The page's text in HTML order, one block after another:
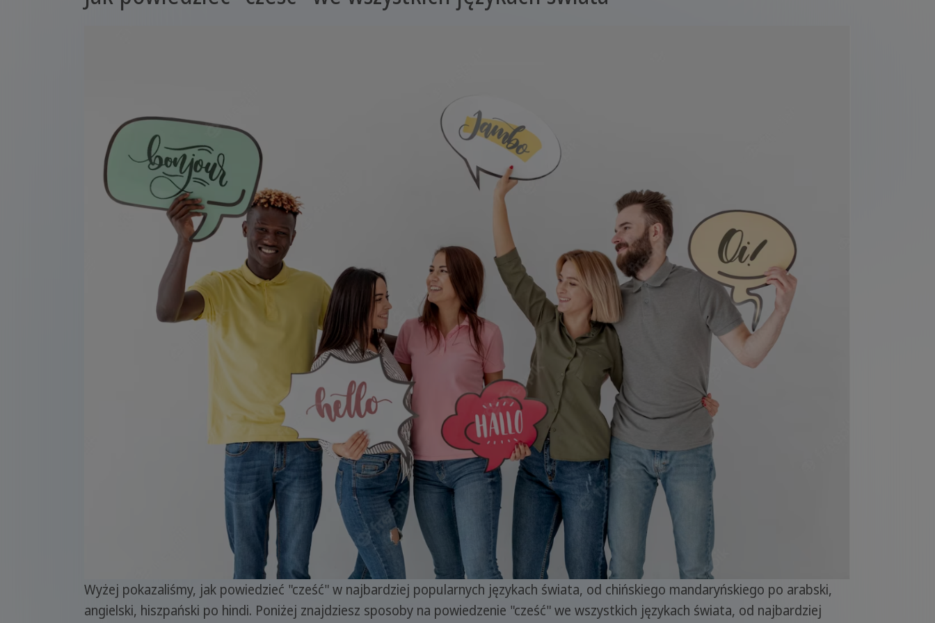
Wyżej pokazaliśmy, jak powiedzieć "cześć" w najbardziej popularnych językach świata, od chińskiego mandaryńskiego po arabski,
angielski, hiszpański po hindi. Poniżej znajdziesz sposoby na powiedzenie "cześć" we wszystkich językach świata, od najbardziej